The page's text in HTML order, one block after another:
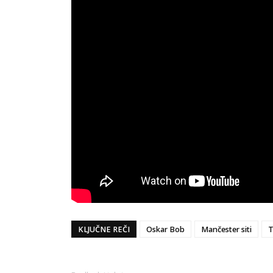
KLJUČNE REČI Oskar Bob Mančester siti